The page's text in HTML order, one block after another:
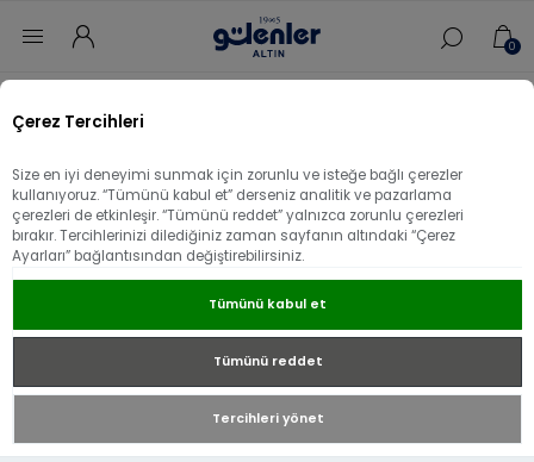
Çerez Tercihleri
Size en iyi deneyimi sunmak için zorunlu ve isteğe bağlı çerezler
kullanıyoruz. “Tümünü kabul et” derseniz analitik ve pazarlama
çerezleri de etkinleşir. “Tümünü reddet” yalnızca zorunlu çerezleri
bırakır. Tercihlerinizi dilediğiniz zaman sayfanın altındaki “Çerez
Ayarları” bağlantısından değiştirebilirsiniz.
Tümünü kabul et
Tümünü reddet
Tercihleri yönet
0
22 Ayar Altın Kalpli Çıtır Bileklik